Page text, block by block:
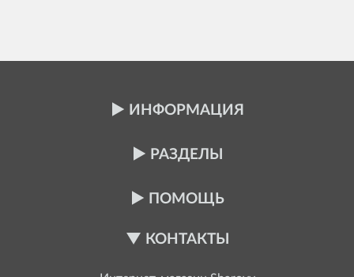
ИНФОРМАЦИЯ
РАЗДЕЛЫ
ПОМОЩЬ
КОНТАКТЫ